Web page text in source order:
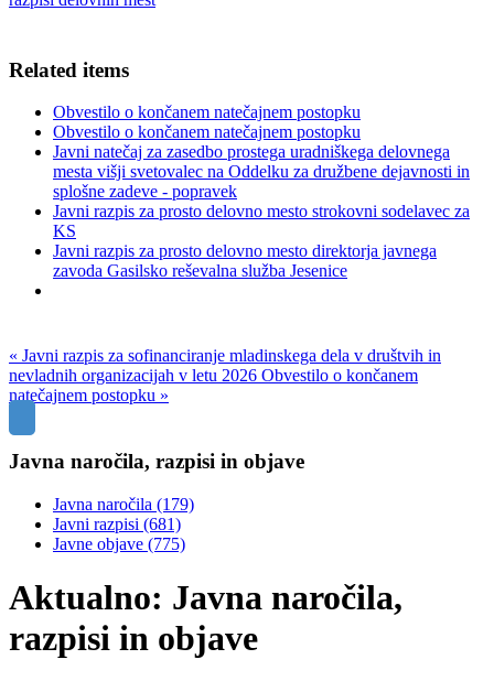
Related items
Obvestilo o končanem natečajnem postopku
Obvestilo o končanem natečajnem postopku
Javni natečaj za zasedbo prostega uradniškega delovnega
mesta višji svetovalec na Oddelku za družbene dejavnosti in
splošne zadeve - popravek
Javni razpis za prosto delovno mesto strokovni sodelavec za
KS
Javni razpis za prosto delovno mesto direktorja javnega
zavoda Gasilsko reševalna služba Jesenice
« Javni razpis za sofinanciranje mladinskega dela v društvih in
nevladnih organizacijah v letu 2026 Obvestilo o končanem
natečajnem postopku »
Javna naročila, razpisi in objave
Javna naročila (179)
Javni razpisi (681)
Javne objave (775)
Aktualno: Javna naročila,
razpisi in objave